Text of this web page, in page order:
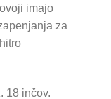
imajo
za
18 inčov.